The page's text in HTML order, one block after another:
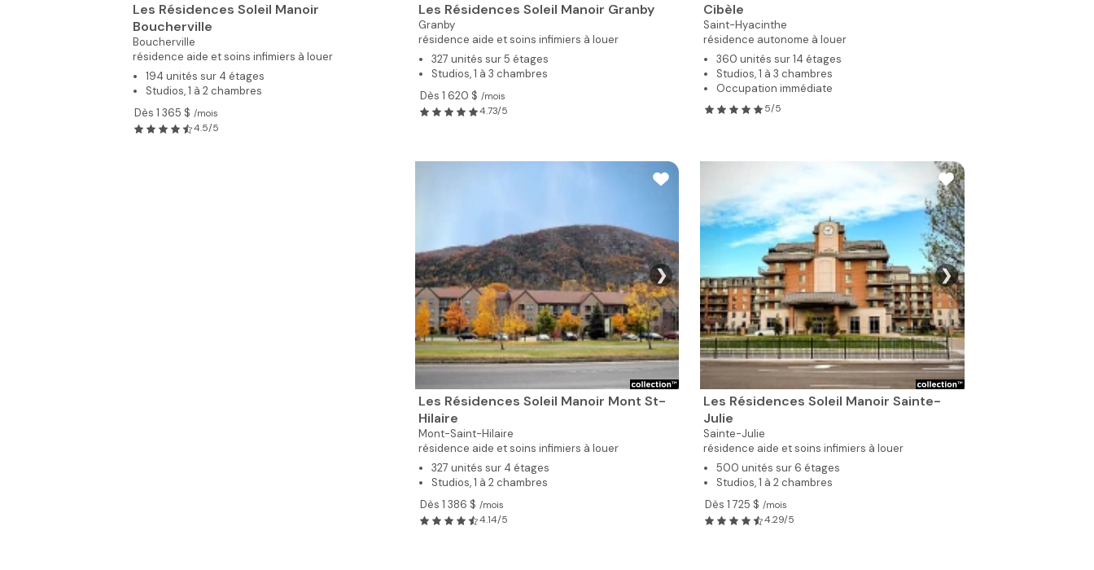
Les Résidences Soleil Manoir
Boucherville
Boucherville
résidence aide et soins infimiers à louer
194 unités sur 4 étages
Studios, 1 à 2 chambres
Dès 1 365 $ /mois
4.5/5
Les Résidences Soleil Manoir Granby
Granby
résidence aide et soins infimiers à louer
327 unités sur 5 étages
Studios, 1 à 3 chambres
Dès 1 620 $ /mois
4.73/5
Cibèle
Saint-Hyacinthe
résidence autonome à louer
360 unités sur 14 étages
Studios, 1 à 3 chambres
Occupation immédiate
5/5
❯
Les Résidences Soleil Manoir Mont St-
Hilaire
Mont-Saint-Hilaire
résidence aide et soins infimiers à louer
327 unités sur 4 étages
Studios, 1 à 2 chambres
Dès 1 386 $ /mois
4.14/5
❯
Les Résidences Soleil Manoir Sainte-
Julie
Sainte-Julie
résidence aide et soins infimiers à louer
500 unités sur 6 étages
Studios, 1 à 2 chambres
Dès 1 725 $ /mois
4.29/5